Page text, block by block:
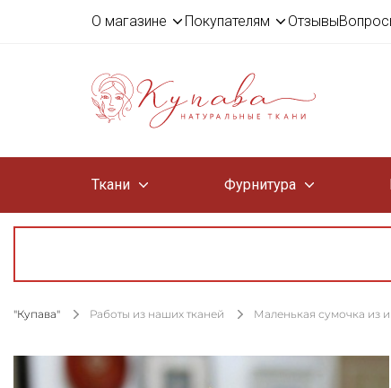
О магазине Покупателям Отзывы
Ткани Фурнитура
"Купава" Работы из наших тканей Маленькая сумочка из